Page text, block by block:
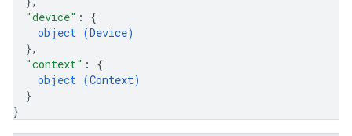
"device" : {
object (Device)
},
"context" : {
object (Context)
}
}